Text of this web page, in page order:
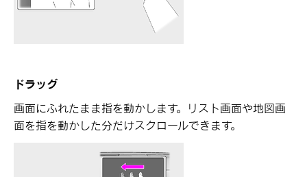
ドラッグ
画面にふれたまま指を動かします。リスト画面や地図画
面を指を動かした分だけスクロールできます。